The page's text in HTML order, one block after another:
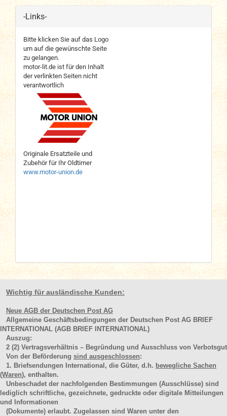
-Links-
Bitte klicken Sie auf das Logo
um auf die gewünschte Seite
zu gelangen.
motor-lit.de ist für den Inhalt
der verlinkten Seiten nicht
verantwortlich
Originale Ersatzteile und
Zubehör für Ihr Oldtimer
www.motor-union.de
Wichtig für ausländische Kunden:
Neue AGB der Deutschen Post AG
Allgemeine Geschäftsbedingungen der Deutschen Post AG BRIEF
INTERNATIONAL (AGB BRIEF INTERNATIONAL)
Auszug:
2 (2) Vertragsverhältnis – Begründung und Ausschluss von Verbotsgut
Von der Beförderung sind ausgeschlossen:
1. Briefsendungen International, die Güter, d.h. bewegliche Sachen
(Waren), enthalten.
Unbeschadet der nachfolgenden Bestimmungen (Ausschlüsse) sind
lediglich schriftliche, gezeichnete, gedruckte oder digitale Mitteilungen
und Informationen
(Dokumente) erlaubt. Zugelassen sind Waren unter den